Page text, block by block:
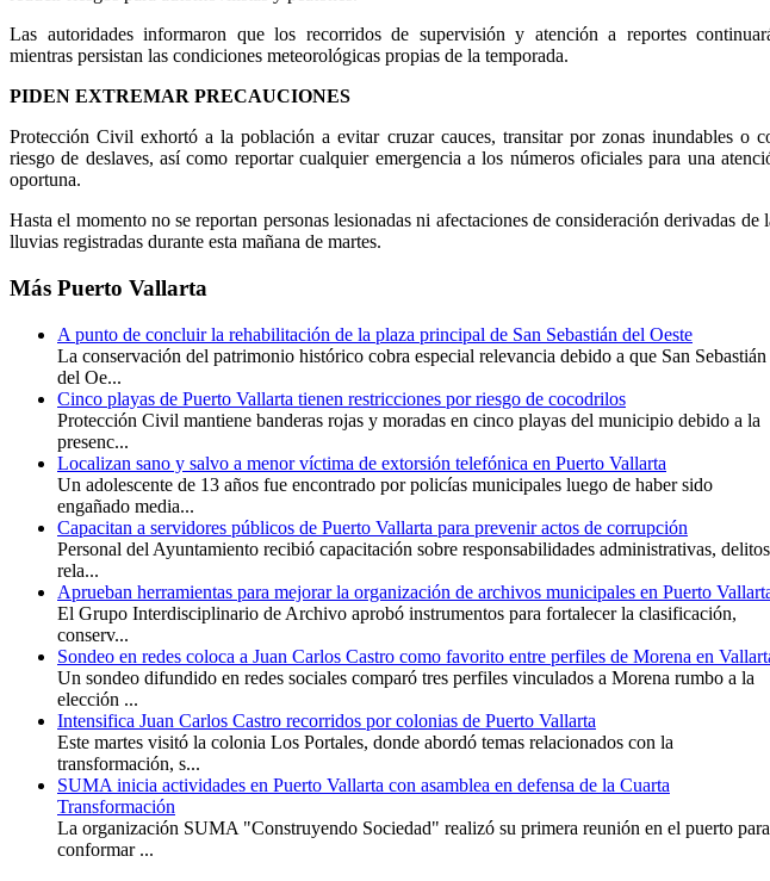
Las autoridades informaron que los recorridos de supervisión y atención a reportes
mientras persistan las condiciones meteorológicas propias de la temporada.
PIDEN EXTREMAR PRECAUCIONES
Protección Civil exhortó a la población a evitar cruzar cauces, transitar por zonas inundables o
riesgo de deslaves, así como reportar cualquier emergencia a los números oficiales para una
oportuna.
Hasta el momento no se reportan personas lesionadas ni afectaciones de consideración derivadas de
lluvias registradas durante esta mañana de martes.
Más Puerto Vallarta
A punto de concluir la rehabilitación de la plaza principal de San Sebastián del Oeste
La conservación del patrimonio histórico cobra especial relevancia debido a que San Sebastián
del Oe...
Cinco playas de Puerto Vallarta tienen restricciones por riesgo de cocodrilos
Protección Civil mantiene banderas rojas y moradas en cinco playas del municipio debido a la
presenc...
Localizan sano y salvo a menor víctima de extorsión telefónica en Puerto Vallarta
Un adolescente de 13 años fue encontrado por policías municipales luego de haber sido
engañado media...
Capacitan a servidores públicos de Puerto Vallarta para prevenir actos de corrupción
Personal del Ayuntamiento recibió capacitación sobre responsabilidades administrativas, delitos
rela...
Aprueban herramientas para mejorar la organización de archivos municipales en Puerto
El Grupo Interdisciplinario de Archivo aprobó instrumentos para fortalecer la clasificación,
conserv...
Sondeo en redes coloca a Juan Carlos Castro como favorito entre perfiles de Morena en
Un sondeo difundido en redes sociales comparó tres perfiles vinculados a Morena rumbo a la
elección ...
Intensifica Juan Carlos Castro recorridos por colonias de Puerto Vallarta
Este martes visitó la colonia Los Portales, donde abordó temas relacionados con la
transformación, s...
SUMA inicia actividades en Puerto Vallarta con asamblea en defensa de la Cuarta
Transformación
La organización SUMA "Construyendo Sociedad" realizó su primera reunión en el puerto para
conformar ...